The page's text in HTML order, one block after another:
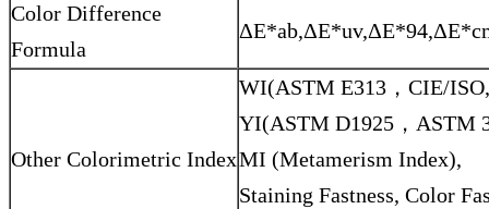
Color Difference
Formula
Other Colorimetric Index
WI(ASTM E313，CIE/
YI(ASTM D1925，ASTM
MI (Metamerism Index),
Staining Fastness, Color